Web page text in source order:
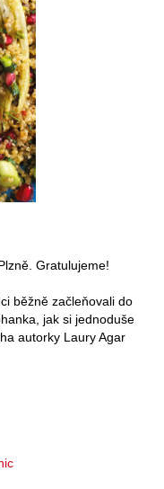
Gratulujeme!
běžně začleňovali do
jak si jednoduše
autorky Laury Agar